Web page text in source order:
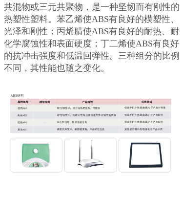
共混物或三元共聚物，是一种坚韧而有刚性的
热塑性塑料。苯乙烯使ABS有良好的模塑性、
光泽和刚性；丙烯腈使ABS有良好的耐热、耐
化学腐蚀性和表面硬度；丁二烯使ABS有良好
的抗冲击强度和低温回弹性。三种组分的比例
不同，其性能也随之变化。